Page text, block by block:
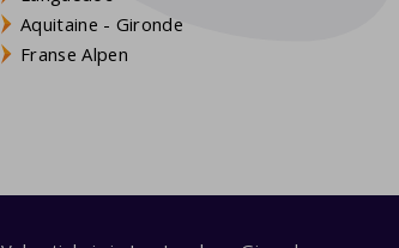
Aquitaine - Gironde
Franse Alpen